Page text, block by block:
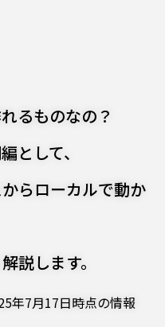
るものなの？
として、
らローカルで動か
説します。
年7月17日時点の情報